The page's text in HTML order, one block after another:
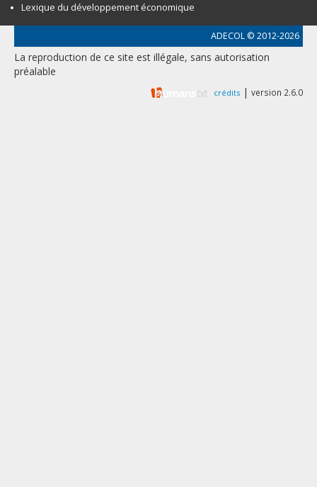
Lexique du développement économique
ADECOL © 2012-2026
La reproduction de ce site est illégale, sans autorisation
préalable
crédits | version 2.6.0